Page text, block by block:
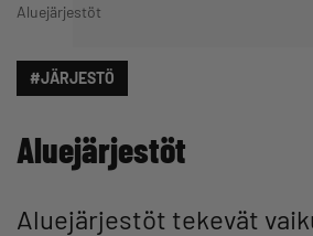
Aluejärjestöt
#JÄRJESTÖ
Aluejärjestöt
Aluejärjestöt tekevät